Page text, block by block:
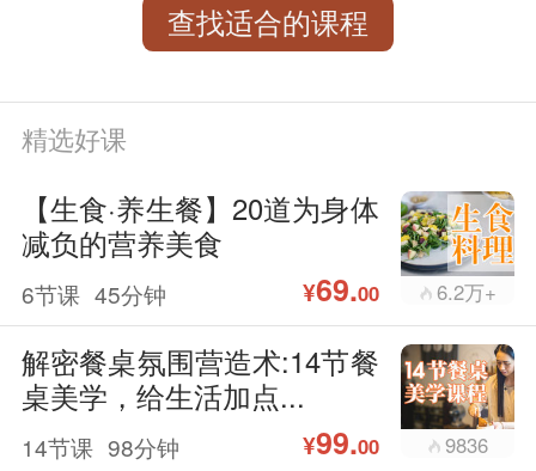
查找适合的课程
精选好课
【生食·养生餐】20道为身体
减负的营养美食
6节课 45分钟 ¥69.00 6.2万+
解密餐桌氛围营造术:14节餐
桌美学，给生活加点...
14节课 98分钟 ¥99.00 9836